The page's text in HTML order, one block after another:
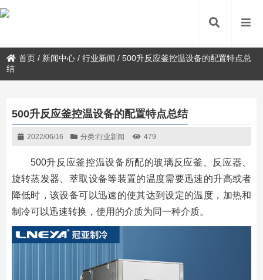
首页 / 新闻中心 /行业新闻 /500升反应釜控温设备的配置特点总
结
500升反应釜控温设备的配置特点总结
2022/06/16 分类:行业新闻 479
500升反应釜控温设备所配的玻璃反应釜、反应器、
旋转蒸发器、萃取设备等装置的温度需要迅速的升高或者
降低时，该设备可以迅速的使其达到设定的温度，加热和
制冷可以迅速转换，使用的介质为同一种介质。